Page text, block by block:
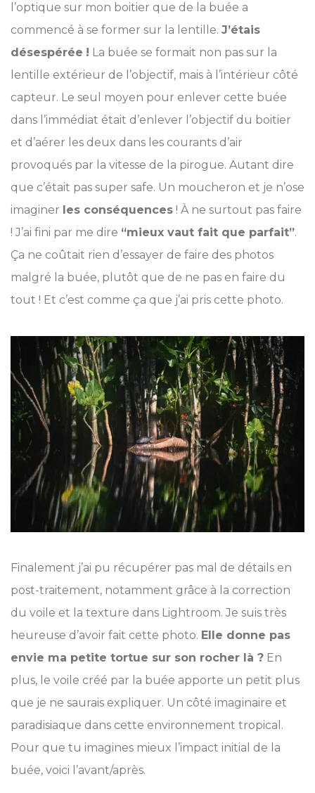
l’optique sur mon boitier que de la buée a
commencé à se former sur la lentille. J’étais
désespérée ! La buée se formait non pas sur la
lentille extérieur de l’objectif, mais à l’intérieur côté
capteur. Le seul moyen pour enlever cette buée
dans l’immédiat était d’enlever l’objectif du boitier
et d’aérer les deux dans les courants d’air
provoqués par la vitesse de la pirogue. Autant dire
que c’était pas super safe. Un moucheron et je n’ose
imaginer les conséquences ! À ne surtout pas faire
! J’ai fini par me dire “mieux vaut fait que parfait”.
Ça ne coûtait rien d’essayer de faire des photos
malgré la buée, plutôt que de ne pas en faire du
tout ! Et c’est comme ça que j’ai pris cette photo.
Finalement j’ai pu récupérer pas mal de détails en
post-traitement, notamment grâce à la correction
du voile et la texture dans Lightroom. Je suis très
heureuse d’avoir fait cette photo. Elle donne pas
envie ma petite tortue sur son rocher là ? En
plus, le voile créé par la buée apporte un petit plus
que je ne saurais expliquer. Un côté imaginaire et
paradisiaque dans cette environnement tropical.
Pour que tu imagines mieux l’impact initial de la
buée, voici l’avant/après.